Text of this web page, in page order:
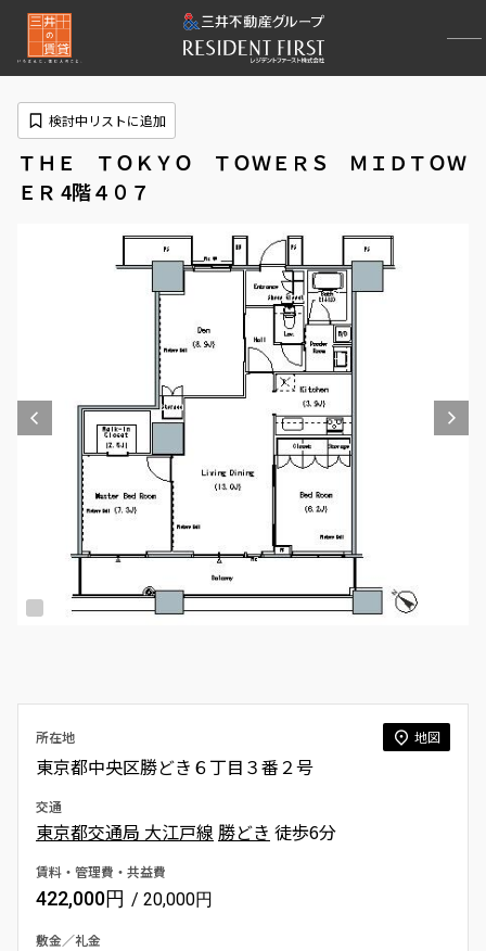
ＴＨＥ ＴＯＫＹＯ ＴＯＷＥＲＳ ＭＩＤＴＯＷ
ＥＲ 4階４０７
検討中リストに追加
所在地 地図
東京都中央区勝どき６丁目３番２号
交通
東京都交通局 大江戸線 勝どき 徒歩6分
賃料・管理費・共益費
422,000円 / 20,000円
敷金／礼金